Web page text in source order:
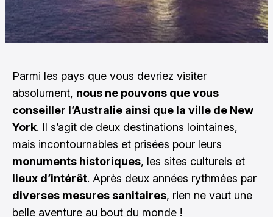
Parmi les pays que vous devriez visiter
absolument, nous ne pouvons que vous
conseiller l’Australie ainsi que la ville de New
York. Il s’agit de deux destinations lointaines,
mais incontournables et prisées pour leurs
monuments historiques, les sites culturels et
lieux d’intérêt. Après deux années rythmées par
diverses mesures sanitaires, rien ne vaut une
belle aventure au bout du monde !